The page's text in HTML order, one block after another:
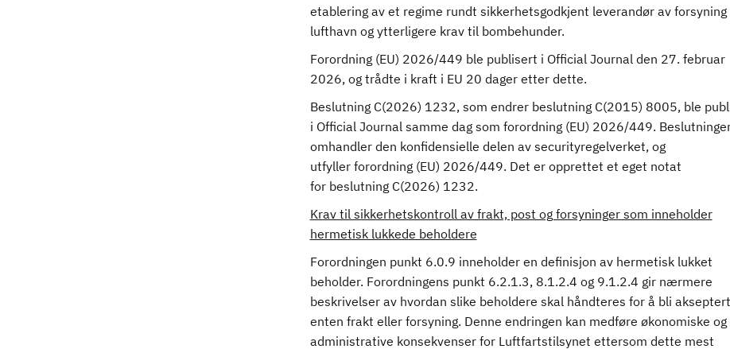
etablering av et regime rundt sikkerhetsgodkjent leverandør av
lufthavn og ytterligere krav til bombehunder.
Forordning (EU) 2026/449 ble publisert i Official Journal den 27. februar
2026, og trådte i kraft i EU 20 dager etter dette.
Beslutning C(2026) 1232, som endrer beslutning C(2015) 8005, ble
i Official Journal samme dag som forordning (EU) 2026/449.
omhandler den konfidensielle delen av securityregelverket, og
utfyller forordning (EU) 2026/449. Det er opprettet et eget notat
for beslutning C(2026) 1232.
Krav til sikkerhetskontroll av frakt, post og forsyninger som inneholder
hermetisk lukkede beholdere
Forordningen punkt 6.0.9 inneholder en definisjon av hermetisk lukket
beholder. Forordningens punkt 6.2.1.3, 8.1.2.4 og 9.1.2.4 gir nærmere
beskrivelser av hvordan slike beholdere skal håndteres for å bli
enten frakt eller forsyning. Denne endringen kan medføre økonomiske og
administrative konsekvenser for Luftfartstilsynet ettersom dette mest